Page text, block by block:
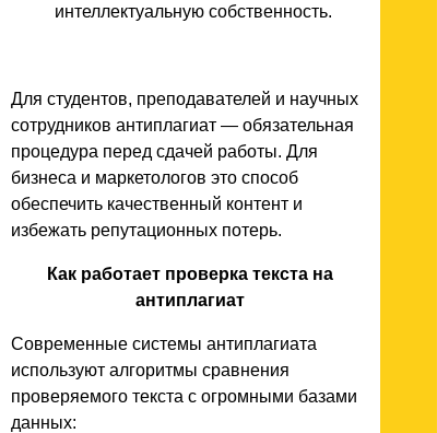
интеллектуальную собственность.
Для студентов, преподавателей и научных
сотрудников антиплагиат — обязательная
процедура перед сдачей работы. Для
бизнеса и маркетологов это способ
обеспечить качественный контент и
избежать репутационных потерь.
Как работает проверка текста на
антиплагиат
Современные системы антиплагиата
используют алгоритмы сравнения
проверяемого текста с огромными базами
данных: